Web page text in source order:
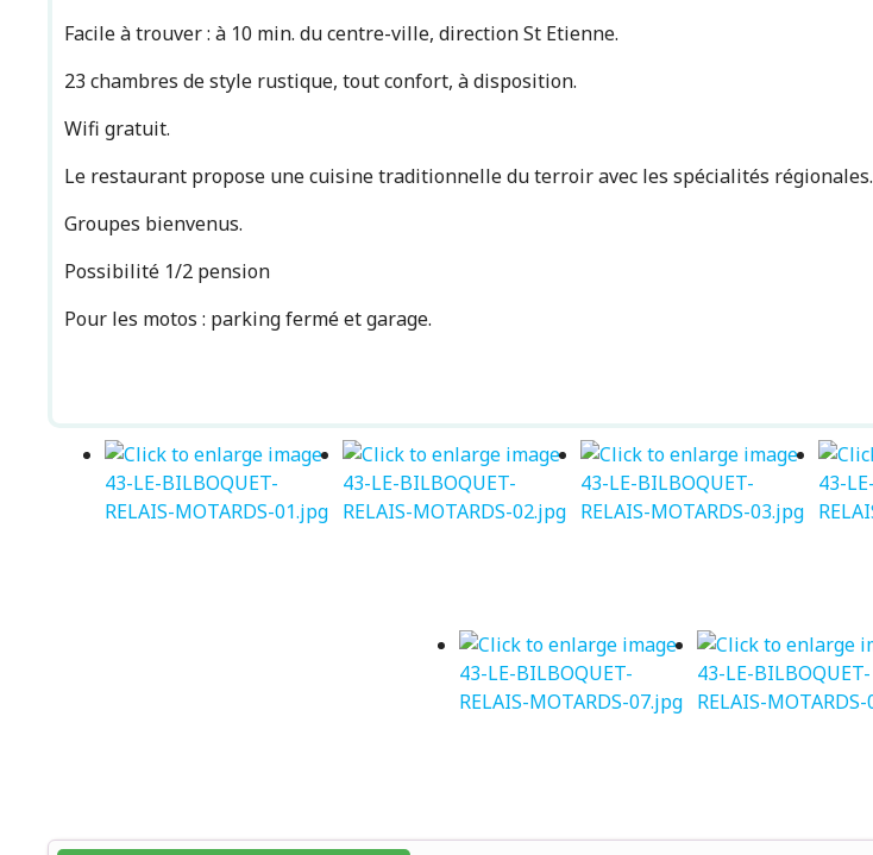
Facile à trouver : à 10 min. du centre-ville, direction St Etienne.
23 chambres de style rustique, tout confort, à disposition.
Wifi gratuit.
Le restaurant propose une cuisine traditionnelle du terroir avec les spécialités régionales.
Groupes bienvenus.
Possibilité 1/2 pension
Pour les motos : parking fermé et garage.